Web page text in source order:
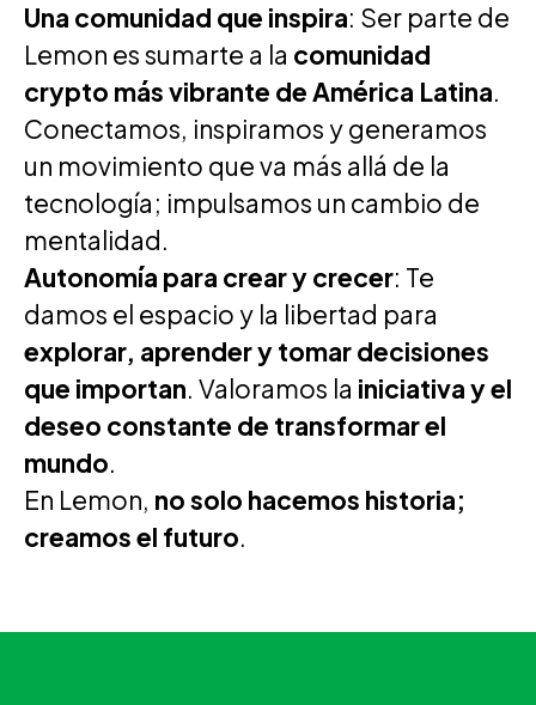
Una comunidad que inspira: Ser parte de
Lemon es sumarte a la comunidad
crypto más vibrante de América Latina.
Conectamos, inspiramos y generamos
un movimiento que va más allá de la
tecnología; impulsamos un cambio de
mentalidad.
Autonomía para crear y crecer: Te
damos el espacio y la libertad para
explorar, aprender y tomar decisiones
que importan. Valoramos la iniciativa y el
deseo constante de transformar el
mundo.
En Lemon, no solo hacemos historia;
creamos el futuro.